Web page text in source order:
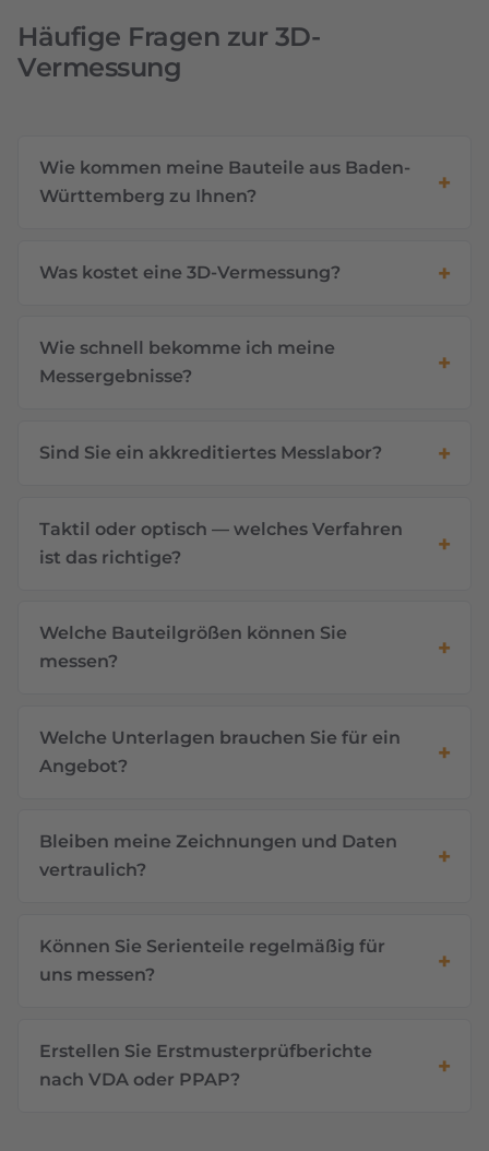
Häufige Fragen zur 3D-
Vermessung
Wie kommen meine Bauteile aus Baden-
Württemberg zu Ihnen?
Was kostet eine 3D-Vermessung?
Wie schnell bekomme ich meine
Messergebnisse?
Sind Sie ein akkreditiertes Messlabor?
Taktil oder optisch — welches Verfahren
ist das richtige?
Welche Bauteilgrößen können Sie
messen?
Welche Unterlagen brauchen Sie für ein
Angebot?
Bleiben meine Zeichnungen und Daten
vertraulich?
Können Sie Serienteile regelmäßig für
uns messen?
Erstellen Sie Erstmusterprüfberichte
nach VDA oder PPAP?